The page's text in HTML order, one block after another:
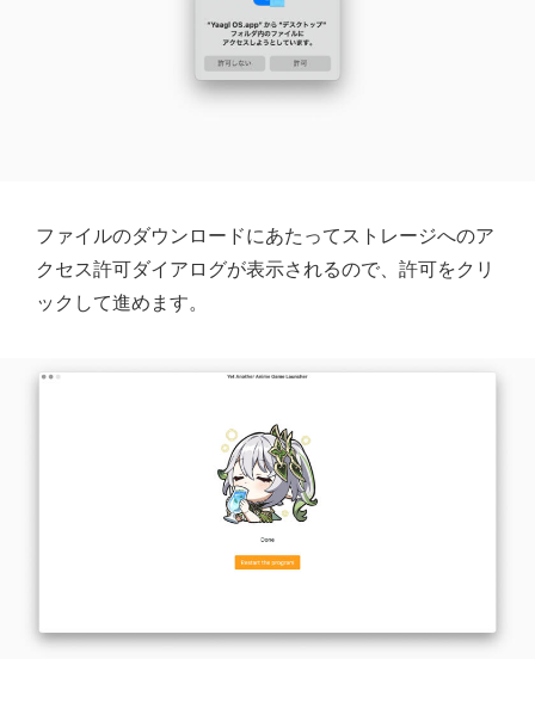
ファイルのダウンロードにあたってストレージへのア
クセス許可ダイアログが表示されるので、許可をクリ
ックして進めます。